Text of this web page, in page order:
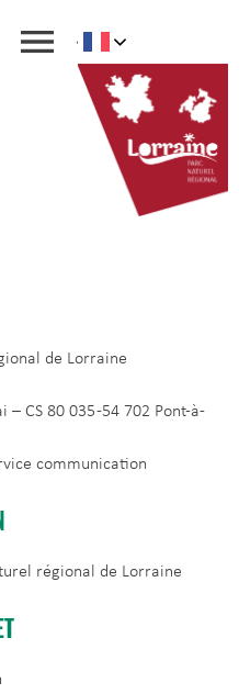
de Lorraine
– CS 80 035 -54 702 Pont-à-
communication
régional de Lorraine